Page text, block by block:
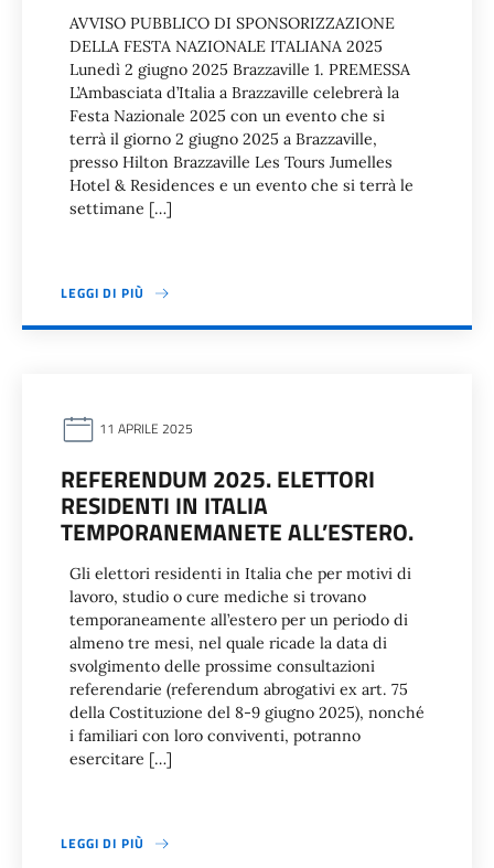
AVVISO PUBBLICO DI SPONSORIZZAZIONE
DELLA FESTA NAZIONALE ITALIANA 2025
Lunedì 2 giugno 2025 Brazzaville 1. PREMESSA
L’Ambasciata d’Italia a Brazzaville celebrerà la
Festa Nazionale 2025 con un evento che si
terrà il giorno 2 giugno 2025 a Brazzaville,
presso Hilton Brazzaville Les Tours Jumelles
Hotel & Residences e un evento che si terrà le
settimane […]
LEGGI DI PIÙ
11 APRILE 2025
REFERENDUM 2025. ELETTORI
RESIDENTI IN ITALIA
TEMPORANEMANETE ALL’ESTERO.
Gli elettori residenti in Italia che per motivi di
lavoro, studio o cure mediche si trovano
temporaneamente all’estero per un periodo di
almeno tre mesi, nel quale ricade la data di
svolgimento delle prossime consultazioni
referendarie (referendum abrogativi ex art. 75
della Costituzione del 8-9 giugno 2025), nonché
i familiari con loro conviventi, potranno
esercitare […]
LEGGI DI PIÙ